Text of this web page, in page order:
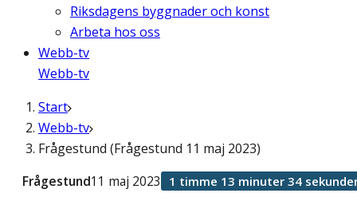
Riksdagens byggnader och konst
Arbeta hos oss
Webb-tv
Webb-tv
Start
Webb-tv
Frågestund (Frågestund 11 maj 2023)
Frågestund11 maj 2023 1 timme 13 minuter 34